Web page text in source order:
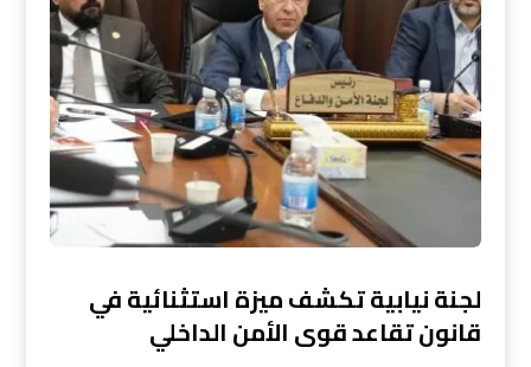
لجنة نيابية تكشف ميزة استثنائية في
قانون تقاعد قوى الأمن الداخلي